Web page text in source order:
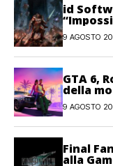
id
9 AGOSTO
GTA 6,
della
player
9 AGOSTO
Final
alla